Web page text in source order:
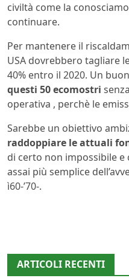
civiltà come la
continuare.
Per mantenere il
USA dovrebbero tagliare
40% entro il 2020. Un
questi 50 ecomostri
operativa , perchè le
Sarebbe un obiettivo
raddoppiare le attuali
di certo non impossibile
assai più semplice
ì60-’70-.
ARTICOLI RECENTI